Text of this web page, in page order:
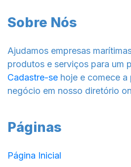
Sobre Nós
Ajudamos empresas
produtos e serviços para um
Cadastre-se hoje e comece a
negócio em nosso diretório
Páginas
Página Inicial